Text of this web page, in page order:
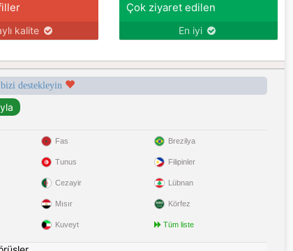
kalite
Çok ziyaret edilen
En iyi
destekleyin
Fas
Tunus
Cezayir
Mısır
Kuveyt
Brezilya
Filipinler
Lübnan
Körfez
Tüm liste